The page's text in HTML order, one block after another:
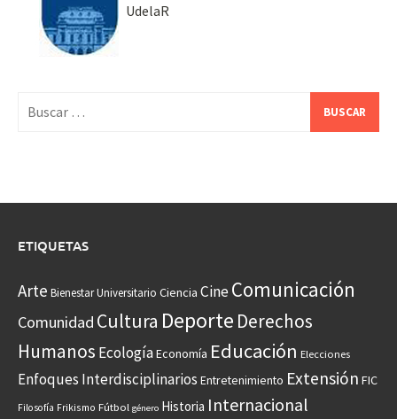
UdelaR
ETIQUETAS
Arte Bienestar Universitario Ciencia CineComunicación
Comunidad Cultura Deporte Derechos
Humanos EcologíaEconomía Educación Elecciones
Enfoques Interdisciplinarios Entretenimiento Extensión FIC
Filosofía Frikismo Fútbol género Historia Internacional